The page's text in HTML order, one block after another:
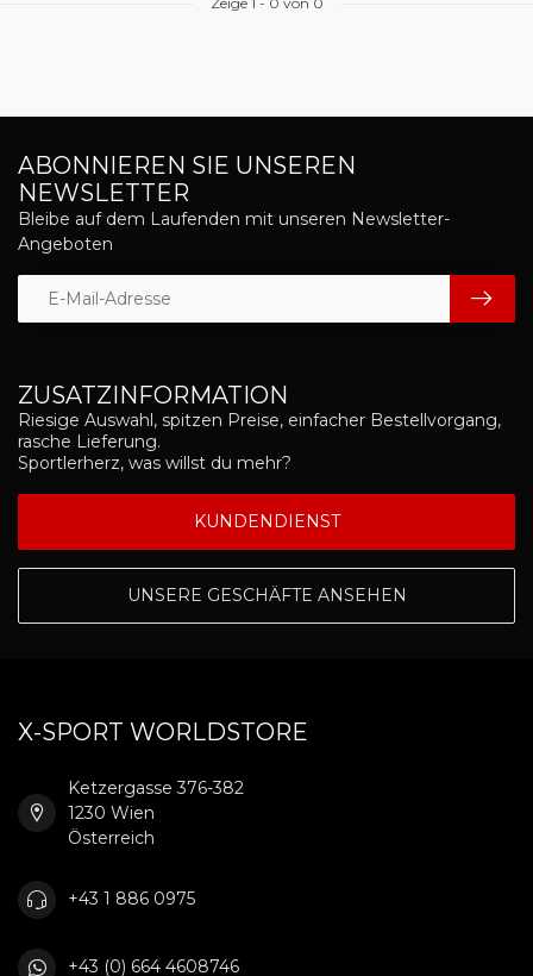
ZUSATZINFORMATION
Riesige Auswahl, spitzen Preise, einfacher Bestellvorgang,
rasche Lieferung.
Sportlerherz, was willst du mehr?
KUNDENDIENST
UNSERE GESCHÄFTE ANSEHEN
ABONNIEREN SIE UNSEREN
NEWSLETTER
Bleibe auf dem Laufenden mit unseren Newsletter-
Angeboten
X-SPORT WORLDSTORE
Ketzergasse 376-382
1230 Wien
Österreich
+43 1 886 0975
+43 (0) 664 4608746